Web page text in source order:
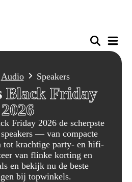
Audio Speakers
Black Friday
2026
Friday 2026 de scherpste
— van compacte
tot krachtige party- en hifi-
van flinke korting en
en bekijk nu de beste
bij topwinkels.